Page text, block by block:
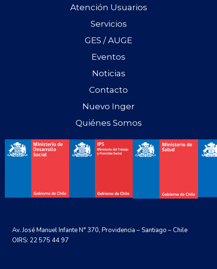
Atención Usuarios
Servicios
GES / AUGE
Eventos
Noticias
Contacto
Nuevo Inger
Quiénes Somos
Av. José Manuel Infante N° 370, Providencia – Santiago – Chile
OIRS: 22 575 44 97